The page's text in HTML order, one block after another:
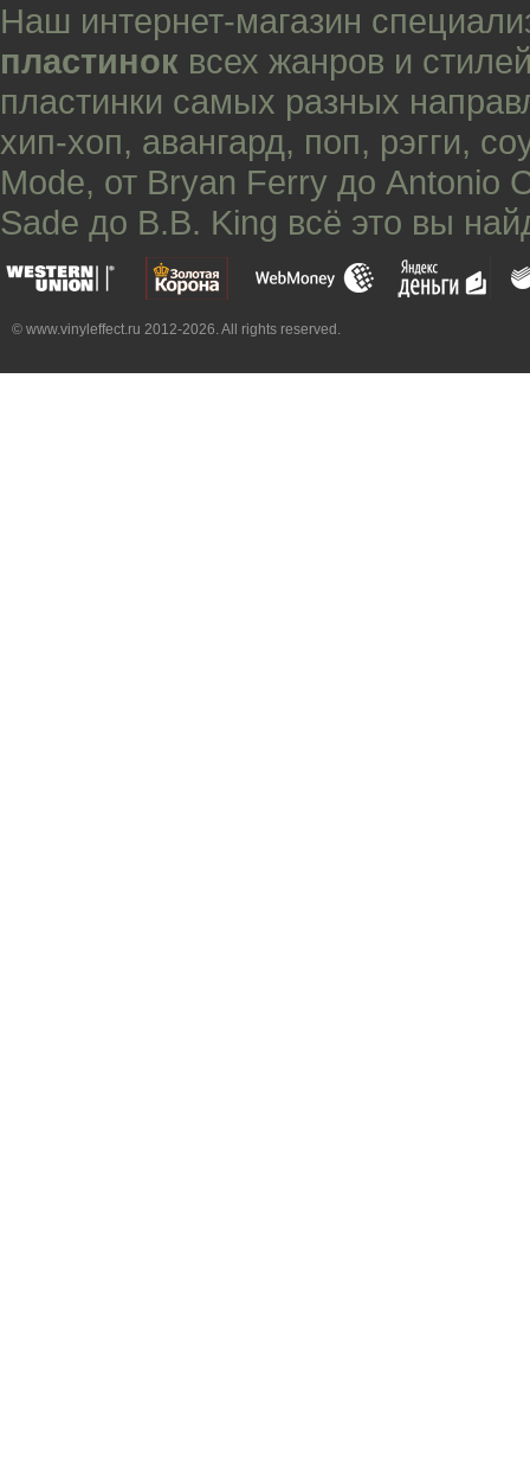
Наш интернет-магазин
пластинок всех жанров и
пластинки самых разных
хип-хоп, авангард, поп, рэгги,
Mode, от Bryan Ferry до Antonio
Sade до B.B. King всё это вы
© www.vinyleffect.ru 2012-2026. All rights reserved.